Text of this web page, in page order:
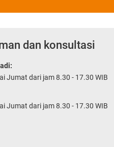
dan konsultasi
Jumat dari jam 8.30 - 17.30 WIB
Jumat dari jam 8.30 - 17.30 WIB